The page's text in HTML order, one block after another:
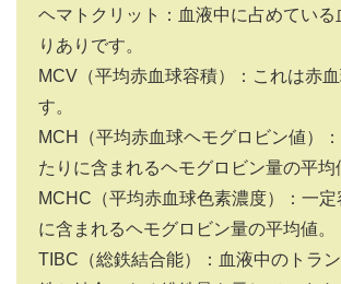
ヘマトクリット：血液中に占めている
りありです。
MCV（平均赤血球容積）：これは赤
す。
MCH（平均赤血球ヘモグロビン値）
たりに含まれるヘモグロビン量の平均
MCHC（平均赤血球色素濃度）：一
に含まれるヘモグロビン量の平均値。
TIBC（総鉄結合能）：血液中のトラ